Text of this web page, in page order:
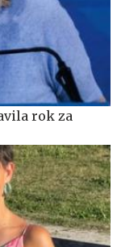
rok za